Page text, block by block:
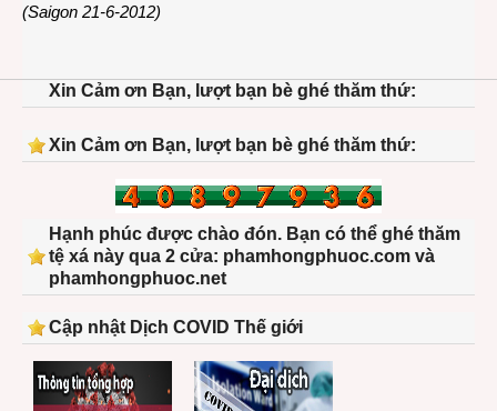
(Saigon 21-6-2012)
Xin Cảm ơn Bạn, lượt bạn bè ghé thăm thứ:
Xin Cảm ơn Bạn, lượt bạn bè ghé thăm thứ:
Hạnh phúc được chào đón. Bạn có thể ghé thăm
tệ xá này qua 2 cửa: phamhongphuoc.com và
phamhongphuoc.net
Cập nhật Dịch COVID Thế giới